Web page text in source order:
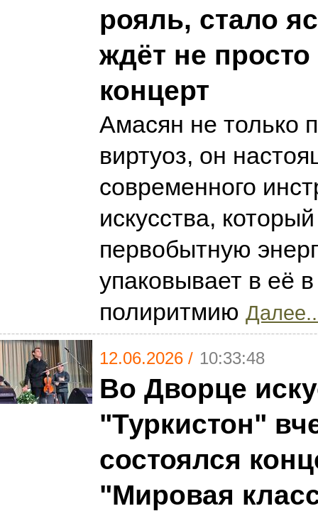
рояль, стало
ждёт не
концерт
Амасян не только
виртуоз, он
современного
искусства,
первобытную
упаковывает в её
полиритмию
12.06.2026 / 10:33:48
Во Дворце
"Туркистон"
состоялся
"Мировая